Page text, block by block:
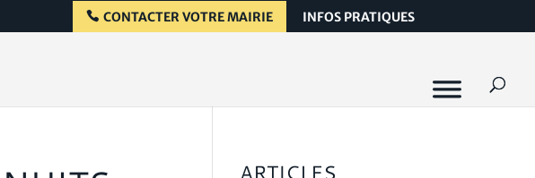
CONTACTER VOTRE MAIRIE INFOS PRATIQUES
ARTICLES